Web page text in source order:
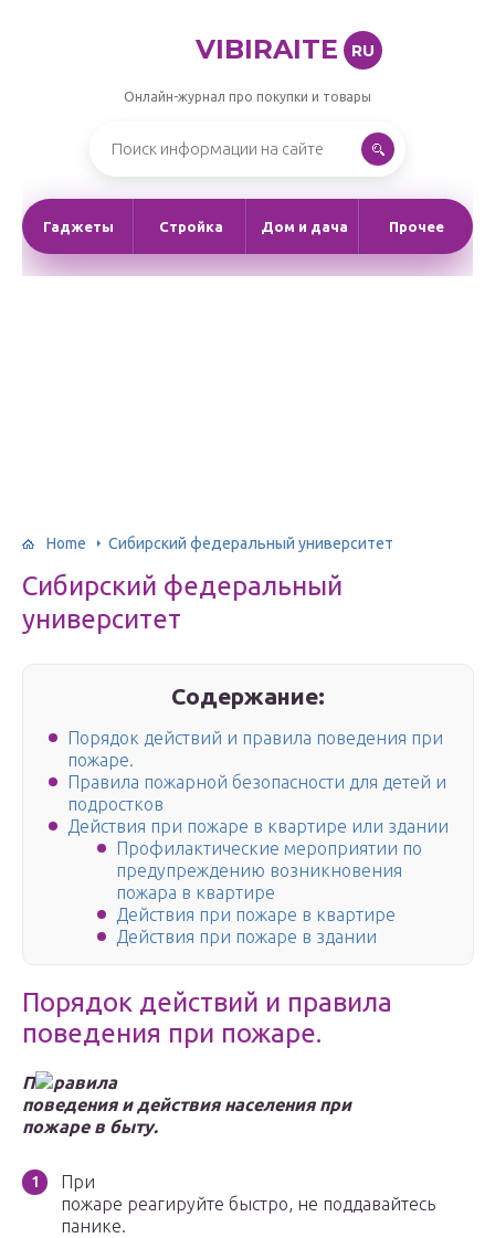
VIBIRAITE RU
Онлайн-журнал про покупки и товары
Гаджеты Стройка Дом и дача Прочее
Home Сибирский федеральный университет
Сибирский федеральный
университет
Содержание:
Порядок действий и правила поведения при
пожаре.
Правила пожарной безопасности для детей и
подростков
Действия при пожаре в квартире или здании
Профилактические мероприятии по
предупреждению возникновения
пожара в квартире
Действия при пожаре в квартире
Действия при пожаре в здании
Порядок действий и правила
поведения при пожаре.
П
равила
поведения и действия населения при
пожаре в быту.
При
пожаре реагируйте быстро, не поддавайтесь
панике.